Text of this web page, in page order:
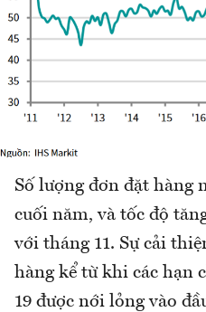
Số lượng đơn đặt hàng
cuối năm, và tốc độ
với tháng 11. Sự cải
hàng kể từ khi các hạn
19 được nới lỏng vào